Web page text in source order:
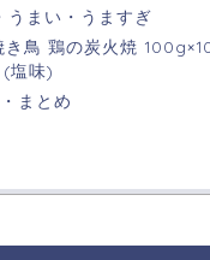
まい・うますぎ
鳥 鶏の炭火焼
塩味)
まとめ